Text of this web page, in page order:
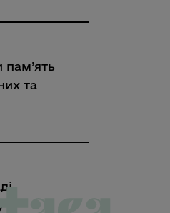
пам’ять
та